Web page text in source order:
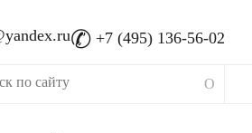
✆ +7 (495) 136-56-02